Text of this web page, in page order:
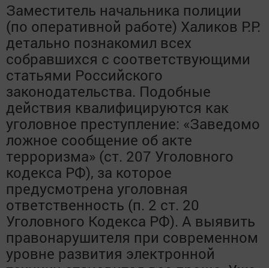
Заместитель начальника полиции
(по оперативной работе) Халиков Р.Р.
детально познакомил всех
собравшихся с соответствующими
статьями Российского
законодательства. Подобные
действия квалифицируются как
уголовное преступление: «Заведомо
ложное сообщение об акте
терроризма» (ст. 207 Уголовного
кодекса РФ), за которое
предусмотрена уголовная
ответственность (п. 2 ст. 20
Уголовного Кодекса РФ). А выявить
правонарушителя при современном
уровне развития электронной